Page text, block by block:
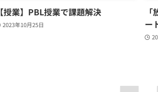
【授業】PBL授業で課題解決
2023年10月25日
ー